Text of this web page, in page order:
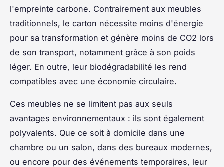
l'empreinte carbone. Contrairement aux meubles
traditionnels, le carton nécessite moins d'énergie
pour sa transformation et génère moins de CO2 lors
de son transport, notamment grâce à son poids
léger. En outre, leur biodégradabilité les rend
compatibles avec une économie circulaire.
Ces meubles ne se limitent pas aux seuls
avantages environnementaux : ils sont également
polyvalents. Que ce soit à domicile dans une
chambre ou un salon, dans des bureaux modernes,
ou encore pour des événements temporaires, leur